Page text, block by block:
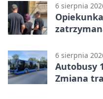
6 sierpnia
6 sierpnia
Autobusy
Zmiana